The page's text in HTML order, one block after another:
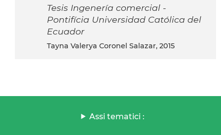
Tesis Ingenería comercial -
Pontifícia Universidad Católica del
Ecuador
Tayna Valerya Coronel Salazar, 2015
Assi tematici :